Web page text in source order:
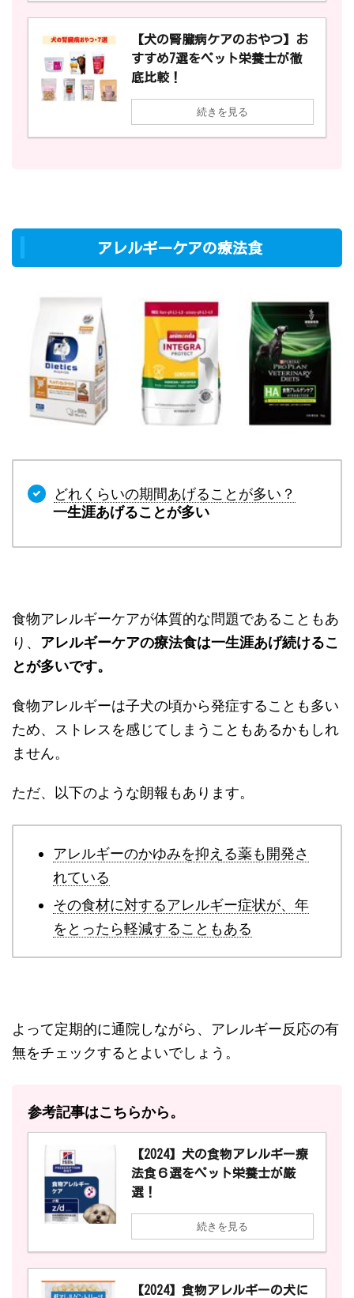
【犬の腎臓病ケアのおやつ】お
すすめ7選をペット栄養士が徹
底比較！
続きを見る
アレルギーケアの療法食
どれくらいの期間あげることが多い？
一生涯あげることが多い
食物アレルギーケアが体質的な問題であることもあ
り、 アレルギーケアの療法食は一生涯あげ続けるこ
とが多いです。
食物アレルギーは子犬の頃から発症することも多い
ため、ストレスを感じてしまうこともあるかもしれ
ません。
ただ、以下のような朗報もあります。
アレルギーのかゆみを抑える薬も開発さ
れている
その食材に対するアレルギー症状が、年
をとったら軽減することもある
よって定期的に通院しながら、アレルギー反応の有
無をチェックするとよいでしょう。
参考記事はこちらから。
【2024】犬の食物アレルギー療
法食６選をペット栄養士が厳
選！
続きを見る
【2024】食物アレルギーの犬に